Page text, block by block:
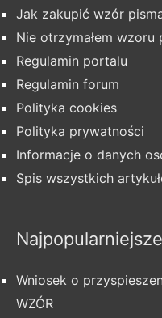
Jak zakupić wzór
Nie otrzymałem wzoru
Regulamin portalu
Regulamin forum
Polityka cookies
Polityka prywatności
Informacje o danych
Spis wszystkich
Wniosek o
WZÓR